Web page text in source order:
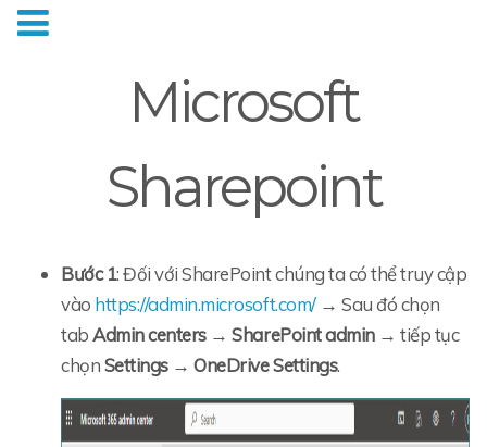
Microsoft
Sharepoint
Bước 1:Đối với SharePoint chúng ta có thể truy cập
vào https://admin.microsoft.com/ → Sau đó chọn
tabAdmin centers→SharePoint admin → tiếp tục
chọnSettings →OneDrive Settings.